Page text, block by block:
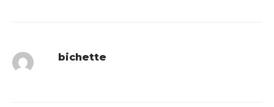
bichette